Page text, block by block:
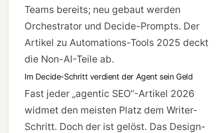
Teams bereits; neu gebaut werden
Orchestrator und Decide-Prompts. Der
Artikel zu Automations-Tools 2025 deckt
die Non-AI-Teile ab.
Im Decide-Schritt verdient der Agent sein Geld
Fast jeder „agentic SEO“-Artikel 2026
widmet den meisten Platz dem Writer-
Schritt. Doch der ist gelöst. Das Design-